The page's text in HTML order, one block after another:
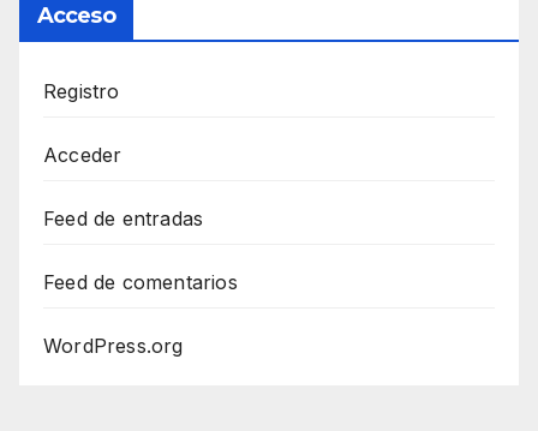
Acceso
Registro
Acceder
Feed de entradas
Feed de comentarios
WordPress.org